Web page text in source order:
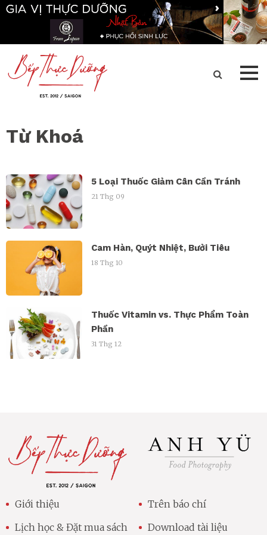
Từ Khoá
5 Loại Thuốc Giảm Cân Cần Tránh
21 Thg 09
Cam Hàn, Quýt Nhiệt, Bưởi Tiêu
18 Thg 10
Thuốc Vitamin vs. Thực Phẩm Toàn
Phần
31 Thg 12
Giới thiệu
Lịch học & Đặt mua sách
Trên báo chí
Download tài liệu